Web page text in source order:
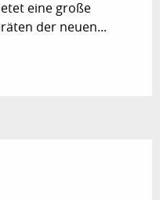
eine große
der neuen...